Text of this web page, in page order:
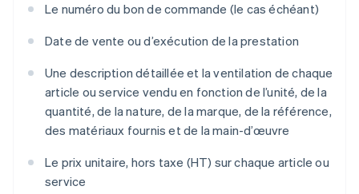
Le numéro du bon de commande (le cas échéant)
Date de vente ou d’exécution de la prestation
Une description détaillée et la ventilation de chaque
article ou service vendu en fonction de l’unité, de la
quantité, de la nature, de la marque, de la référence,
des matériaux fournis et de la main-d’œuvre
Le prix unitaire, hors taxe (HT) sur chaque article ou
service